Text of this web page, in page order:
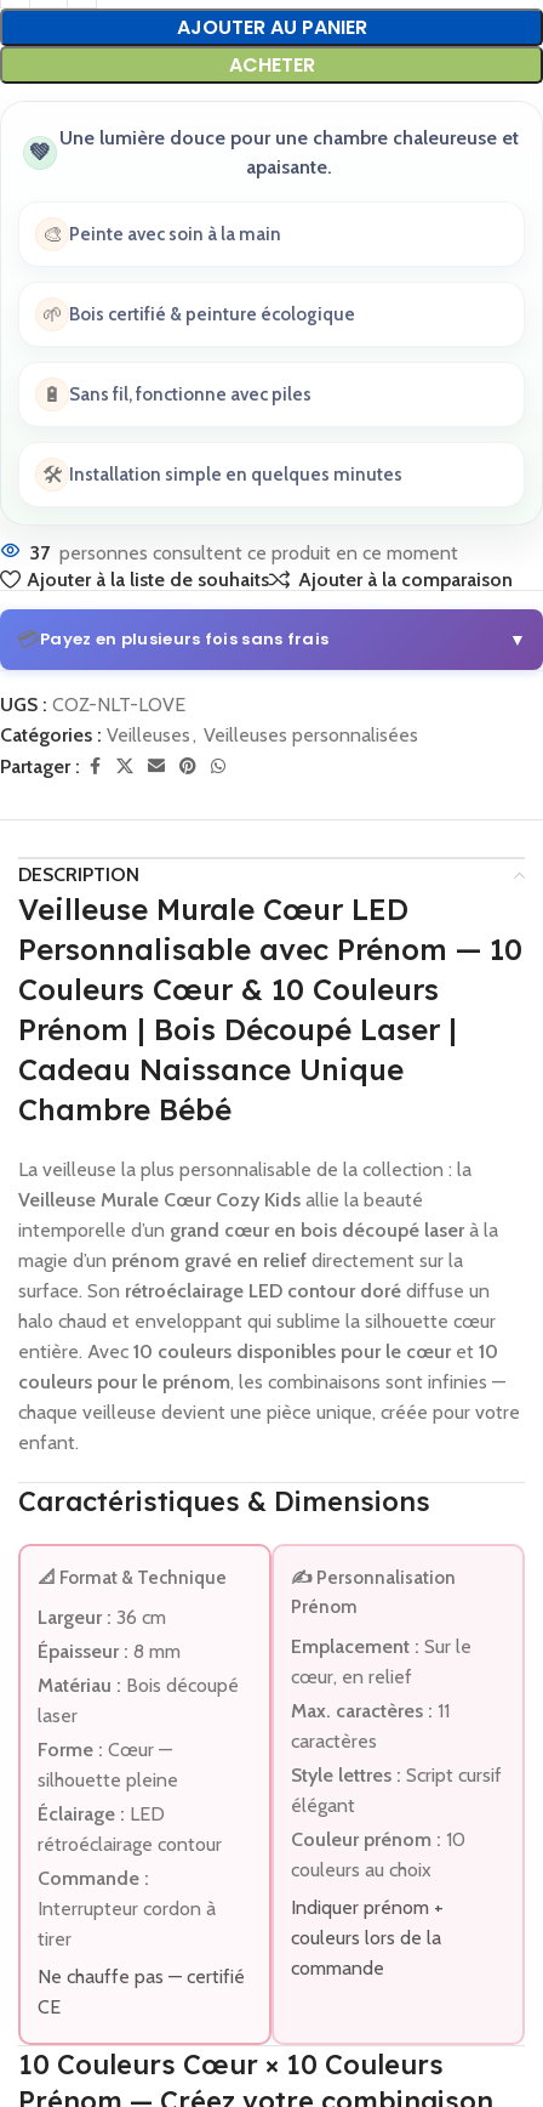
AJOUTER AU PANIER
ACHETER
💚
Une lumière douce pour une chambre chaleureuse et
apaisante.
🎨 Peinte avec soin à la main
🌱 Bois certifié & peinture écologique
🔋 Sans fil, fonctionne avec piles
🛠️ Installation simple en quelques minutes
37 personnes consultent ce produit en ce moment
Ajouter à la liste de souhaits
Ajouter à la comparaison
💳Payez en plusieurs fois sans frais ▼
3x ou 4x sans frais
Dès 30€ d'achat
💡 Comment en profiter :
3x ou 4x avec Klarna
Simple et sécurisé
Comment en profiter :Sélectionnez Klarna
lors du paiement et
configurez vos mensualités.
🔒 Paiement sécurisé•Sans frais cachés
UGS : COZ-NLT-LOVE
Catégories : Veilleuses, Veilleuses personnalisées
Partager :
DESCRIPTION
Veilleuse Murale Cœur LED
Personnalisable avec Prénom — 10
Couleurs Cœur & 10 Couleurs
Prénom | Bois Découpé Laser |
Cadeau Naissance Unique
Chambre Bébé
La veilleuse la plus personnalisable de la collection : la
Veilleuse Murale Cœur Cozy Kids allie la beauté
intemporelle d’un grand cœur en bois découpé laserà la
magie d’un prénom gravé en relief directement sur la
surface. Son rétroéclairage LED contour doré diffuse un
halo chaud et enveloppant qui sublime la silhouette cœur
entière. Avec 10 couleurs disponibles pour le cœuret 10
couleurs pour le prénom, les combinaisons sont infinies —
chaque veilleuse devient une pièce unique, créée pour votre
enfant.
Caractéristiques & Dimensions
📐 Format & Technique
Largeur : 36 cm
Épaisseur : 8 mm
Matériau : Bois découpé
laser
Forme : Cœur —
silhouette pleine
Éclairage : LED
rétroéclairage contour
Commande :
Interrupteur cordon à
tirer
Ne chauffe pas — certifié
CE
✍️ Personnalisation
Prénom
Emplacement : Sur le
cœur, en relief
Max. caractères : 11
caractères
Style lettres : Script cursif
élégant
Couleur prénom : 10
couleurs au choix
Indiquer prénom +
couleurs lors de la
commande
10 Couleurs Cœur × 10 Couleurs